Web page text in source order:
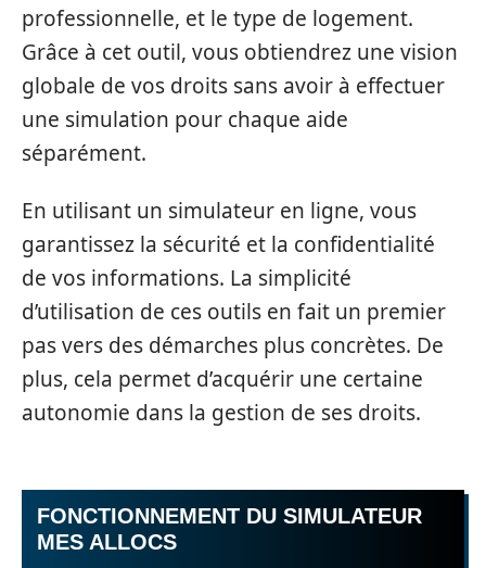
professionnelle, et le type de logement.
Grâce à cet outil, vous obtiendrez une vision
globale de vos droits sans avoir à effectuer
une simulation pour chaque aide
séparément.
En utilisant un simulateur en ligne, vous
garantissez la sécurité et la confidentialité
de vos informations. La simplicité
d’utilisation de ces outils en fait un premier
pas vers des démarches plus concrètes. De
plus, cela permet d’acquérir une certaine
autonomie dans la gestion de ses droits.
FONCTIONNEMENT DU SIMULATEUR
MES ALLOCS